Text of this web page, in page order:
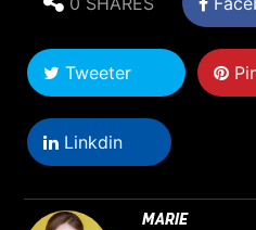
Tweeter
Linkdin
MARIE